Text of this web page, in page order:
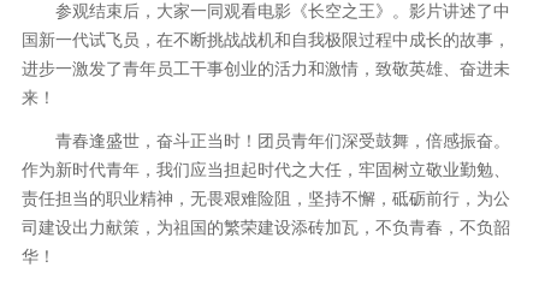
参观结束后，大家一同观看电影《长空之王》。影片讲述了中
国新一代试飞员，在不断挑战战机和自我极限过程中成长的故事，
进步一激发了青年员工干事创业的活力和激情，致敬英雄、奋进未
来！
青春逢盛世，奋斗正当时！团员青年们深受鼓舞，倍感振奋。
作为新时代青年，我们应当担起时代之大任，牢固树立敬业勤勉、
责任担当的职业精神，无畏艰难险阻，坚持不懈，砥砺前行，为公
司建设出力献策，为祖国的繁荣建设添砖加瓦，不负青春，不负韶
华！